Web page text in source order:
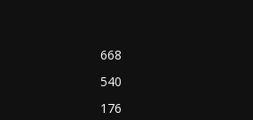
668
540
176